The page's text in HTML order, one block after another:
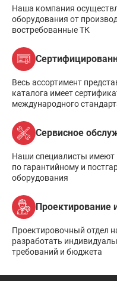
Наша компания
оборудования от
востребованные ТК
Весь ассортимент
каталога имеет
международного
Сервисное
Наши специалисты имеют
по гарантийному и
оборудования
Проектирование
Проектировочный отдел
разработать
требований и бюджета